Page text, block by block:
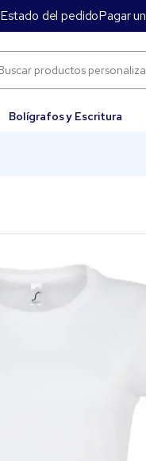
Estado del pedidoPagar
Bolígrafos y Escritura